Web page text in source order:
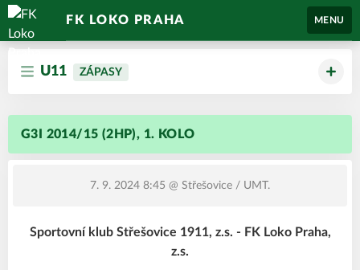
FK LOKO PRAHA MENU
U11 ZÁPASY
G3I 2014/15 (2HP), 1. KOLO
7. 9. 2024 8:45 @ Střešovice / UMT.
Sportovní klub Střešovice 1911, z.s. - FK Loko Praha,
z.s.